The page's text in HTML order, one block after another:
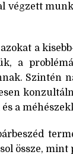
végzett
a
a
Szintén
a
össze, mint